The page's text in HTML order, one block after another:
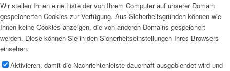
Wir stellen Ihnen eine Liste der von Ihrem Computer auf unserer Domain
gespeicherten Cookies zur Verfügung. Aus Sicherheitsgründen können wie
Ihnen keine Cookies anzeigen, die von anderen Domains gespeichert
werden. Diese können Sie in den Sicherheitseinstellungen Ihres Browsers
einsehen.
Aktivieren, damit die Nachrichtenleiste dauerhaft ausgeblendet wird und